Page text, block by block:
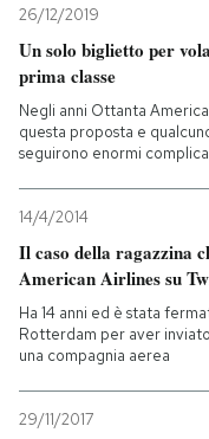
26/12/2019
Un solo biglietto per
prima classe
Negli anni Ottanta
questa proposta e
seguirono enormi
14/4/2014
Il caso della ragazzina
American Airlines su
Ha 14 anni ed è stata
Rotterdam per aver
una compagnia aerea
29/11/2017